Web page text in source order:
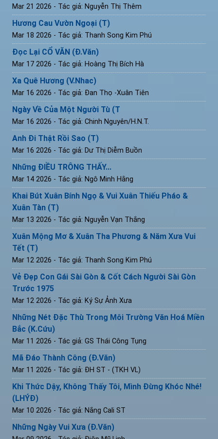
Mar 21 2026 - Tác giả: Nguyễn Thị Thêm
Hương Cau Vườn Ngoại (T)
Mar 18 2026 - Tác giả: Thanh Song Kim Phú
Đọc Lại CỔ VĂN (Đ.Văn)
Mar 17 2026 - Tác giả: Hoàng Thị Bích Hà
Xa Quê Hương (V.Nhac)
Mar 16 2026 - Tác giả: Đan Thọ -Xuân Tiên
Ngày Về Của Một Người Tù (T
Mar 16 2026 - Tác giả: Chinh Nguyên/H.N.T.
Anh Đi Thật Rồi Sao (T)
Mar 16 2026 - Tác giả: Dư Thị Diễm Buồn
Những ĐIỀU TRÔNG THẤY...
Mar 14 2026 - Tác giả: Ngô Minh Hằng
Khai Bút Xuân Bính Ngọ & Vui Xuân Thiếu Pháo &
Xuân Tàn (T)
Mar 13 2026 - Tác giả: Nguyễn Vạn Thắng
Xuân Mộng Mơ & Xuân Tha Phương & Năm Xưa Vui
Tết (T)
Mar 12 2026 - Tác giả: Thanh Song Kim Phú
Vẻ Đẹp Con Gái Sài Gòn & Cốt Cách Người Sài Gòn
Trước 1975
Mar 12 2026 - Tác giả: Ký Sự Ảnh Xưa
Những Nét Đặc Thù Trong Môi Trường Văn Hoá Miền
Bắc (K.Cứu)
Mar 11 2026 - Tác giả: GS Thái Công Tụng
Mã Đáo Thành Công (Đ.Văn)
Mar 11 2026 - Tác giả: ĐH ST - (TKH VL)
Khi Thức Dậy, Không Thấy Tôi, Mình Đừng Khóc Nhé!
(LHÝĐ)
Mar 10 2026 - Tác giả: Nắng Cali ST
Những Ngày Vui Xưa (Đ.Văn)